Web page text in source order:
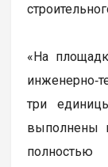
«На
три
выполнены
полностью